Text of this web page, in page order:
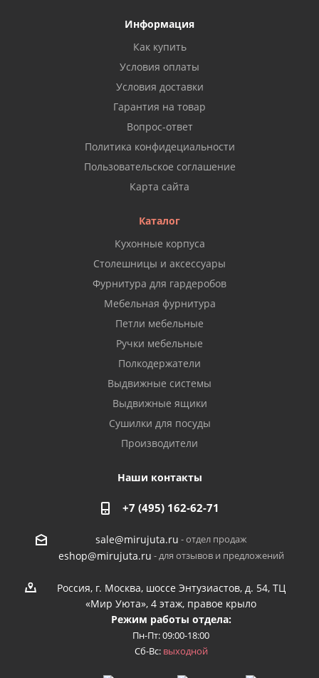
Информация
Как купить
Условия оплаты
Условия доставки
Гарантия на товар
Вопрос-ответ
Политика конфидециальности
Пользовательское соглашение
Карта сайта
Каталог
Кухонные корпуса
Столешницы и аксессуары
Фурнитура для гардеробов
Мебельная фурнитура
Петли мебельные
Ручки мебельные
Полкодержатели
Выдвижные системы
Выдвижные ящики
Сушилки для посуды
Производители
Наши контакты
+7 (495) 162-62-71
sale@mirujuta.ru - отдел продаж
eshop@mirujuta.ru - для отзывов и предложений
Россия, г. Москва, шоссе Энтузиастов, д. 54, ТЦ
«Мир Уюта», 4 этаж, правое крыло
Режим работы отдела:
Пн-Пт: 09:00-18:00
Сб-Вс: выходной